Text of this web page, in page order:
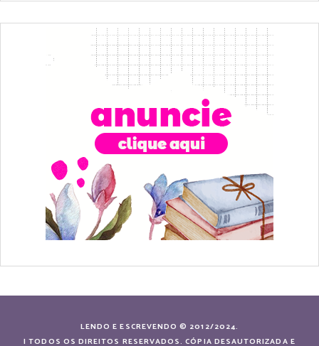
LENDO E ESCREVENDO © 2012/2024.
| TODOS OS DIREITOS RESERVADOS. CÓPIA DESAUTORIZADA E